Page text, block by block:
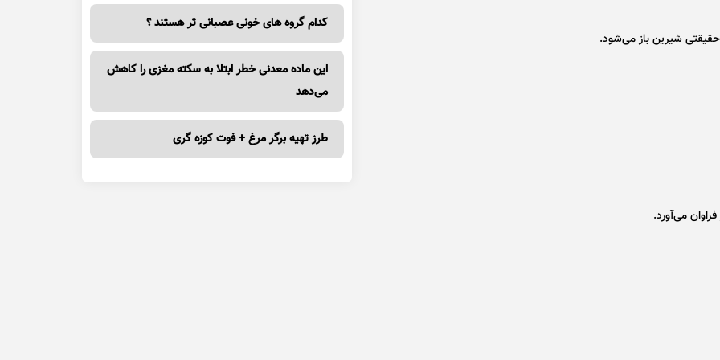
شیرین باز می‌شود.
می‌آورد.
کدام گروه های خونی عصبانی تر هستند ؟
این ماده معدنی خطر ابتلا به سکته مغزی را کاهش
می‌دهد
طرز تهیه برگر مرغ + فوت کوزه گری